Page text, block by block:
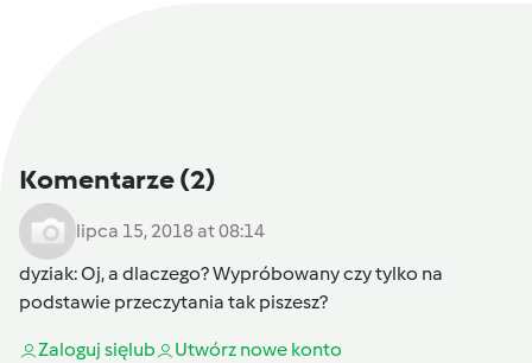
Komentarze(2)
lipca 15, 2018 at 08:14
dyziak: Oj, a dlaczego? Wypróbowany czy tylko na
podstawie przeczytania tak piszesz?
Zaloguj sięlub Utwórz nowe konto